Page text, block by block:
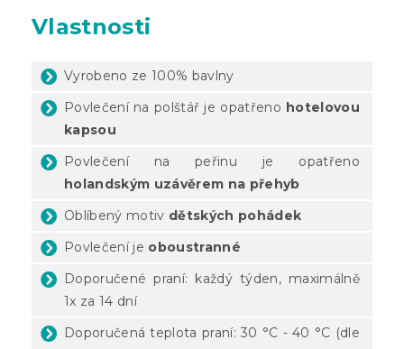
Vlastnosti
Vyrobeno ze 100% bavlny
Povlečení na polštář je opatřeno hotelovou
kapsou
Povlečení na peřinu je opatřeno
holandským uzávěrem na přehyb
Oblíbený motiv dětských pohádek
Povlečení je oboustranné
Doporučené praní: každý týden, maximálně
1x za 14 dní
Doporučená teplota praní: 30 °C - 40 °C (dle